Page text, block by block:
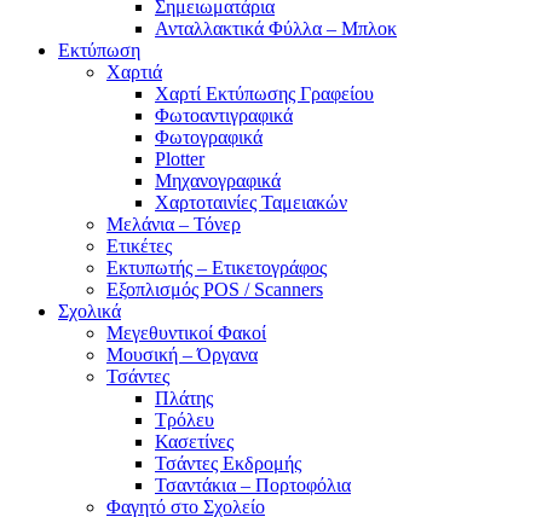
Σημειωματάρια
Ανταλλακτικά Φύλλα – Μπλοκ
Εκτύπωση
Χαρτιά
Χαρτί Εκτύπωσης Γραφείου
Φωτοαντιγραφικά
Φωτογραφικά
Plotter
Μηχανογραφικά
Χαρτοταινίες Ταμειακών
Μελάνια – Τόνερ
Ετικέτες
Εκτυπωτής – Ετικετογράφος
Εξοπλισμός POS / Scanners
Σχολικά
Μεγεθυντικοί Φακοί
Μουσική – Όργανα
Τσάντες
Πλάτης
Τρόλευ
Κασετίνες
Τσάντες Εκδρομής
Τσαντάκια – Πορτοφόλια
Φαγητό στο Σχολείο